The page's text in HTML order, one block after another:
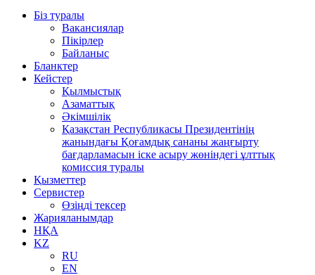
Біз туралы
Вакансиялар
Пікірлер
Байланыс
Бланктер
Кейстер
Қылмыстық
Азаматтық
Әкімшілік
Қазақстан Республикасы Президентінің
жанындағы Қоғамдық сананы жаңғырту
бағдарламасын іске асыру жөніндегі ұлттық
комиссия туралы
Қызметтер
Сервистер
Өзіңді тексер
Жарияланымдар
НҚА
KZ
RU
EN